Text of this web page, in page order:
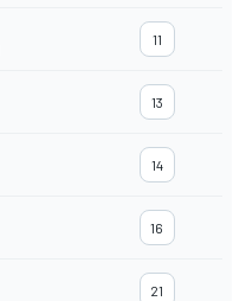
11
13
14
16
21